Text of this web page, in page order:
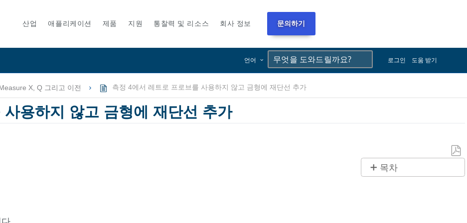
산업 애플리케이션 제품 지원 통찰력 및 리소스 회사 정보 문의하기
언어 로그인 도움 받기
X, Q 그리고 이전 측정 4에서 레트로 프로브를 사용하지 않고 금형에 재단선 추가
용하지 않고 금형에 재단선 추가
로
목차